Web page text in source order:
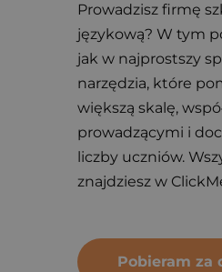
Prowadzisz firmę
językową? W tym
jak w najprostszy
narzędzia, które
większą skalę,
prowadzącymi i
liczby uczniów.
znajdziesz w
Pobieram za